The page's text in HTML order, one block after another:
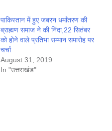
पाकिस्तान में हुए जबरन धर्मांतरण की
ब्राह्मण समाज ने की निंदा,22 सितंबर
को होने वाले प्रतिभा सम्मान समारोह पर
चर्चा
August 31, 2019
In "उत्तराखंड"